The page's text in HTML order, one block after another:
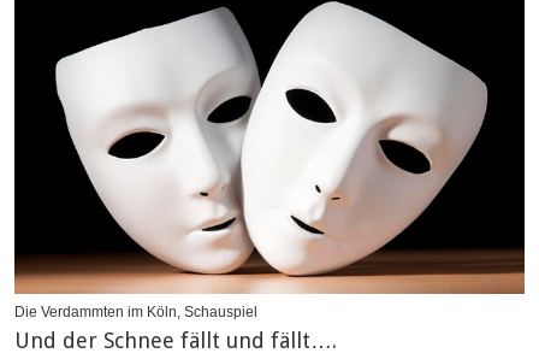
Die Verdammten im Köln, Schauspiel
Und der Schnee fällt und fällt….